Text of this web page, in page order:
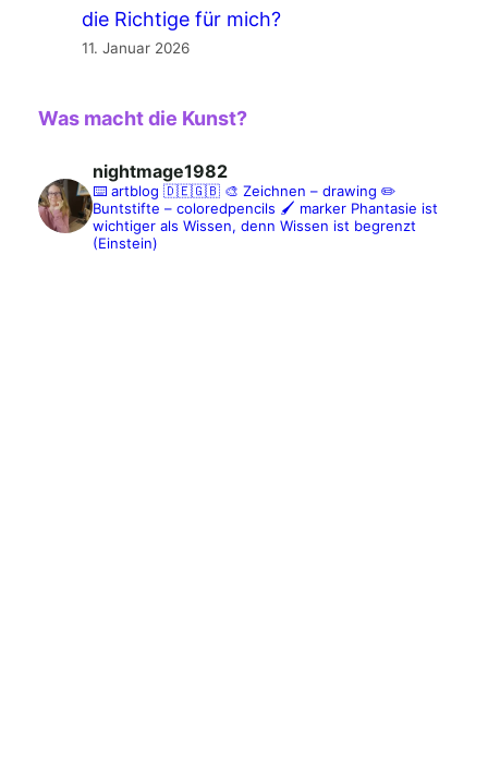
die Richtige für mich?
11. Januar 2026
Was macht die Kunst?
nightmage1982
⌨️ artblog 🇩🇪🇬🇧🎨 Zeichnen – drawing ✏️
Buntstifte – coloredpencils 🖌️ markerPhantasie ist
wichtiger als Wissen, denn Wissen ist begrenzt
(Einstein)